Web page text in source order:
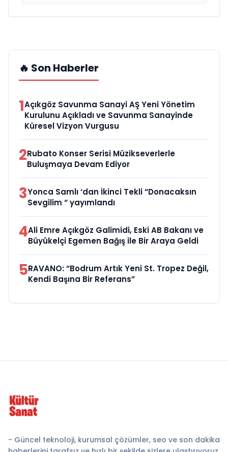
🔥 Son Haberler
1Açıkgöz Savunma Sanayi AŞ Yeni Yönetim
Kurulunu Açıkladı ve Savunma Sanayinde
Küresel Vizyon Vurgusu
2Rubato Konser Serisi Müzikseverlerle
Buluşmaya Devam Ediyor
3Yonca Samlı ‘dan İkinci Tekli “Donacaksın
Sevgilim “ yayımlandı
4Ali Emre Açıkgöz Galimidi, Eski AB Bakanı ve
Büyükelçi Egemen Bağış ile Bir Araya Geldi
5RAVANO: “Bodrum Artık Yeni St. Tropez Değil,
Kendi Başına Bir Referans”
- Güncel teknoloji, kurumsal çözümler, seo ve son dakika